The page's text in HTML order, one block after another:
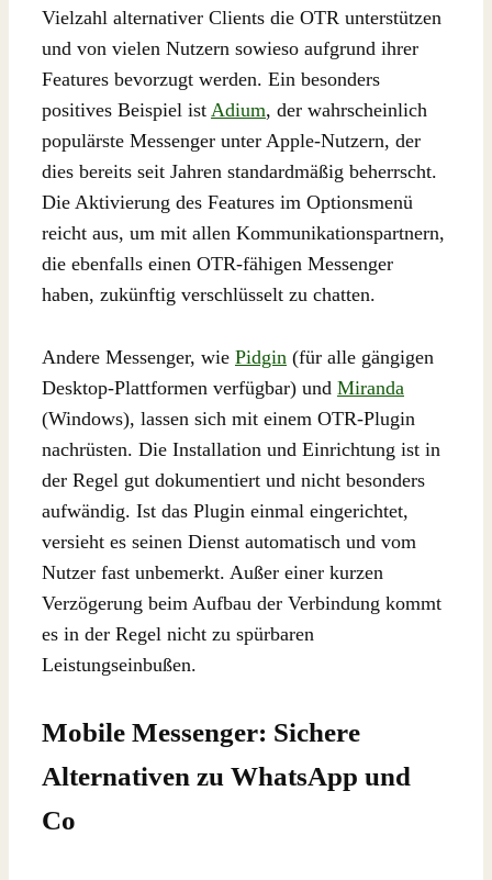
Vielzahl alternativer Clients die OTR unterstützen
und von vielen Nutzern sowieso aufgrund ihrer
Features bevorzugt werden. Ein besonders
positives Beispiel ist Adium, der wahrscheinlich
populärste Messenger unter Apple-Nutzern, der
dies bereits seit Jahren standardmäßig beherrscht.
Die Aktivierung des Features im Optionsmenü
reicht aus, um mit allen Kommunikationspartnern,
die ebenfalls einen OTR-fähigen Messenger
haben, zukünftig verschlüsselt zu chatten.
Andere Messenger, wie Pidgin (für alle gängigen
Desktop-Plattformen verfügbar) und Miranda
(Windows), lassen sich mit einem OTR-Plugin
nachrüsten. Die Installation und Einrichtung ist in
der Regel gut dokumentiert und nicht besonders
aufwändig. Ist das Plugin einmal eingerichtet,
versieht es seinen Dienst automatisch und vom
Nutzer fast unbemerkt. Außer einer kurzen
Verzögerung beim Aufbau der Verbindung kommt
es in der Regel nicht zu spürbaren
Leistungseinbußen.
Mobile Messenger: Sichere
Alternativen zu WhatsApp und
Co